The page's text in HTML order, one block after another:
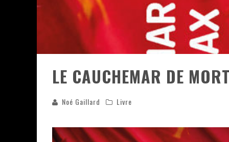
« MON VILLAGE RÉVOLTÉ » -
LE CAUCHEMAR DE
Noé Gaillard Livre